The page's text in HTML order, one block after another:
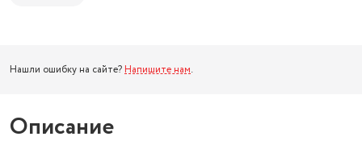
Нашли ошибку на сайте? Напишите нам.
Описание